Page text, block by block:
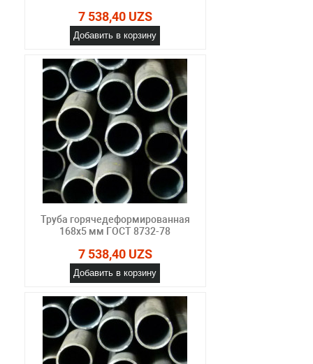
7 538,40 UZS
Добавить в корзину
Труба горячедеформированная
168х5 мм ГОСТ 8732-78
7 538,40 UZS
Добавить в корзину